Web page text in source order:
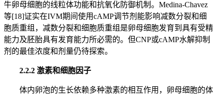
牛卵母细胞的线粒体功能和抗氧化防御机制。Medina-Chavez
等[18]证实在IVM期间使用cAMP调节剂能影响减数分裂和细
胞质重组，减数分裂和细胞质重组是卵母细胞发育到具有受精
能力及胚胎具有发育能力所必需的。但CNP或cAMP水解抑制
剂的最佳浓度和剂量仍待探索。
2.2.2 激素和细胞因子
体内卵泡的生长依赖多种激素的相互作用，卵母细胞的体